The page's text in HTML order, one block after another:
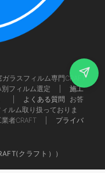
ガラスフィルム専門CRAFT
フィルム選定
施工
よくある質問
お答
ルム取り扱っておりま
者CRAFT
プライバ
クラフト））